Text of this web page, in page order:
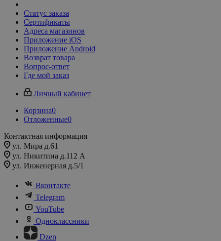
Статус заказа
Сертификаты
Адреса магазинов
Приложение iOS
Приложение Android
Возврат товара
Вопрос-ответ
Где мой заказ
Личный кабинет
Корзина0
Отложенные0
Контактная информация
ул. Мира д.61
ул. Никитина д.112 А
ул. Инженерная д.5/1
Вконтакте
Telegram
YouTube
Одноклассники
Dzen